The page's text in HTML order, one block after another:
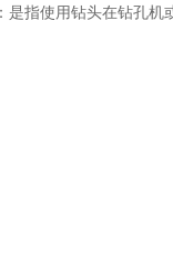
是指使用钻头在钻孔机